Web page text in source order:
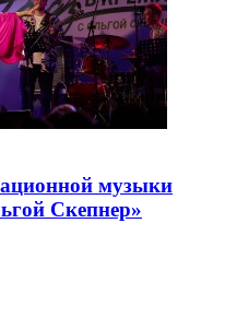
музыки
Скепнер»